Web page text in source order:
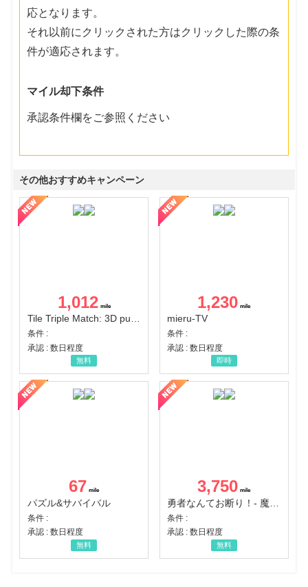
応となります。
それ以前にクリックされた方はクリックした際の条
件が適応されます。
マイル却下条件
承認条件欄をご参照ください
その他おすすめキャンペーン
1,012
Tile Triple Match: 3D puzzle
条件 :
承認 : 数日程度
無料
1,230
mieru-TV
条件 :
承認 : 数日程度
即時
67
パズル&サバイバル
条件 :
承認 : 数日程度
無料
3,750
条件 :
承認 : 数日程度
無料